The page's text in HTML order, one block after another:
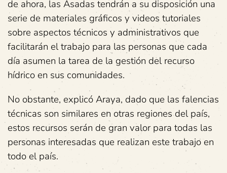
de ahora, las Asadas tendrán a su disposición una
serie de materiales gráficos y videos tutoriales
sobre aspectos técnicos y administrativos que
facilitarán el trabajo para las personas que cada
día asumen la tarea de la gestión del recurso
hídrico en sus comunidades.
No obstante, explicó Araya, dado que las falencias
técnicas son similares en otras regiones del país,
estos recursos serán de gran valor para todas las
personas interesadas que realizan este trabajo en
todo el país.